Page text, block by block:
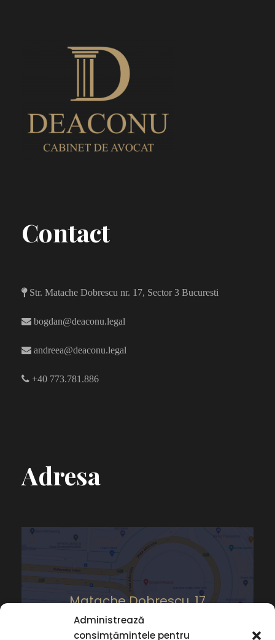
Administrează
consimțămintele pentru
Contact
Str. Matache Dobrescu nr. 17, Sector 3 Bucuresti
bogdan@deaconu.legal
andreea@deaconu.legal
+40 773.781.886
Adresa
Matache Dobrescu, 17